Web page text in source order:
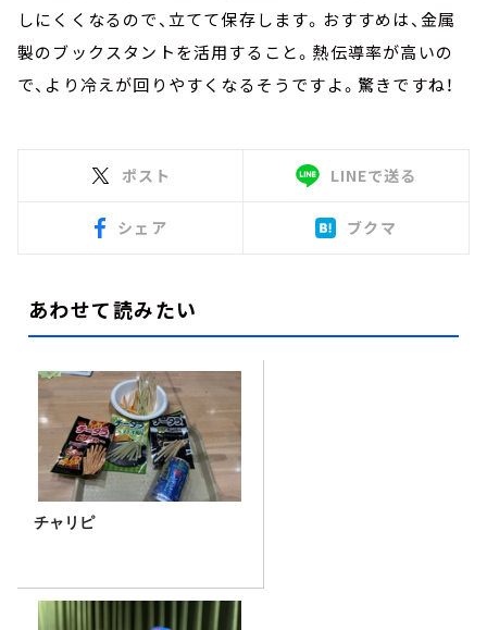
しにくくなるので、立てて保存します。おすすめは、金属
製のブックスタントを活用すること。熱伝導率が高いの
で、より冷えが回りやすくなるそうですよ。驚きですね！
ポスト LINEで送る
シェア ブクマ
あわせて読みたい
チャリピ